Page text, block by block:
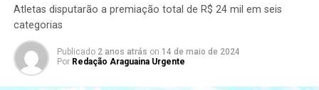
Atletas disputarão a premiação total de R$ 24 mil em seis
categorias
Publicado 2 anos atrás on 14 de maio de 2024
Por Redação Araguaina Urgente